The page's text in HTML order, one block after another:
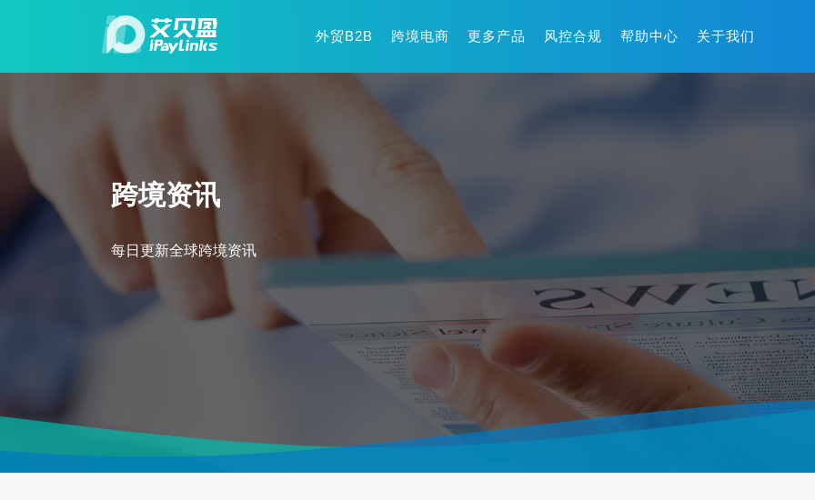
外贸B2B 跨境电商 更多产品 风控合规 帮助中心 关于我们
跨境资讯
每日更新全球跨境资讯